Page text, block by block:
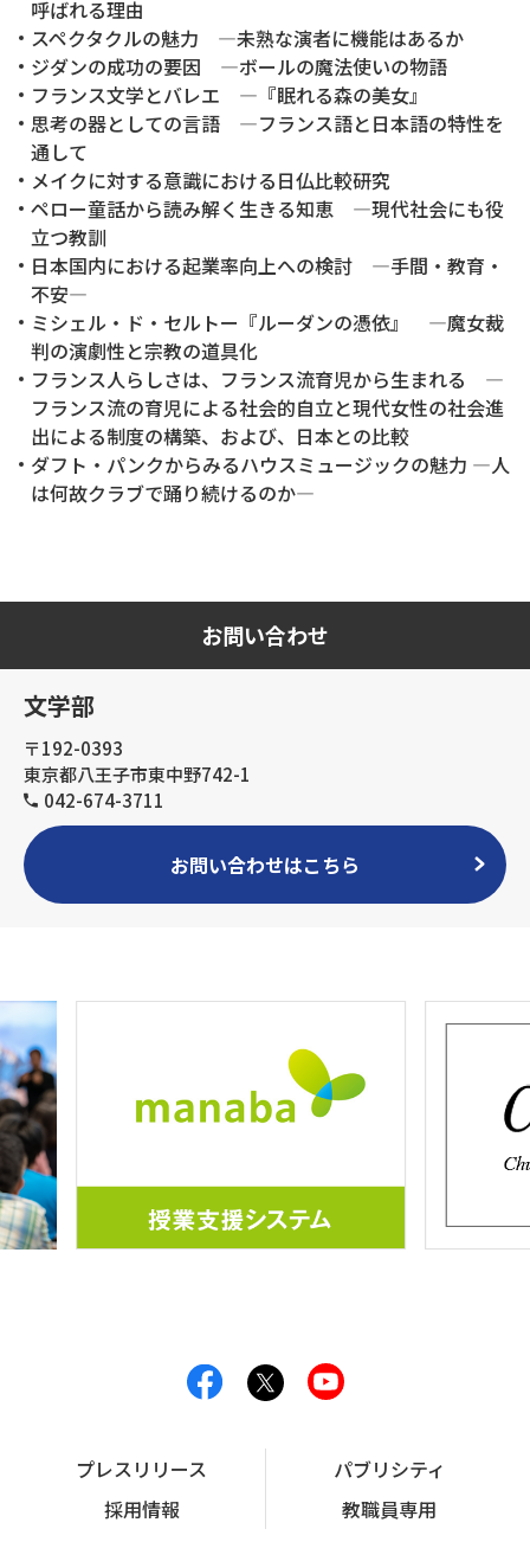
呼ばれる理由
スペクタクルの魅力 ―未熟な演者に機能はあるか
ジダンの成功の要因 ―ボールの魔法使いの物語
フランス文学とバレエ ―『眠れる森の美女』
思考の器としての言語 ―フランス語と日本語の特性を
通して
メイクに対する意識における日仏比較研究
ペロー童話から読み解く生きる知恵 ―現代社会にも役
立つ教訓
日本国内における起業率向上への検討 ―手間・教育・
不安―
ミシェル・ド・セルトー『ルーダンの憑依』 ―魔女裁
判の演劇性と宗教の道具化
フランス人らしさは、フランス流育児から生まれる ―
フランス流の育児による社会的自立と現代女性の社会進
出による制度の構築、および、日本との比較
ダフト・パンクからみるハウスミュージックの魅力 ―人
は何故クラブで踊り続けるのか―
お問い合わせ
文学部
〒192-0393
東京都八王子市東中野742-1
042-674-3711
お問い合わせはこちら
プレスリリース
パブリシティ
採用情報
教職員専用